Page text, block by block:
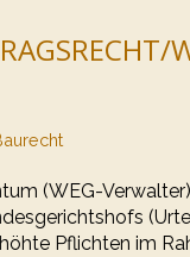
(WEG-
Pflichten im